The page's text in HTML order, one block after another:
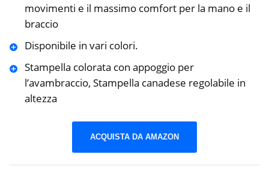
movimenti e il massimo comfort per la mano e il
braccio
Disponibile in vari colori.
Stampella colorata con appoggio per
l’avambraccio, Stampella canadese regolabile in
altezza
ACQUISTA DA AMAZON